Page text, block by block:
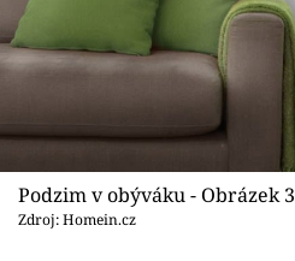
Podzim v obýváku - Obrázek 3
Zdroj: Homein.cz